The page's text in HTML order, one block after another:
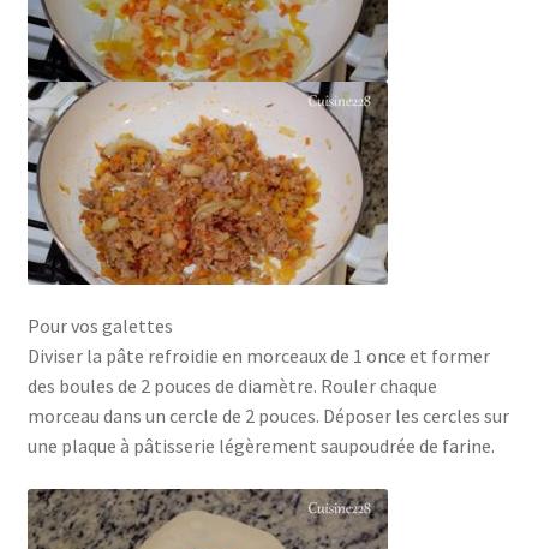
Pour vos galettes
Diviser la pâte refroidie en morceaux de 1 once et former
des boules de 2 pouces de diamètre. Rouler chaque
morceau dans un cercle de 2 pouces. Déposer les cercles sur
une plaque à pâtisserie légèrement saupoudrée de farine.